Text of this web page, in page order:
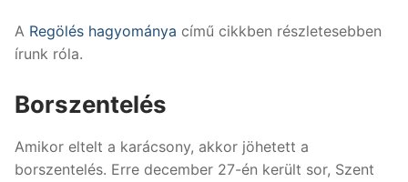
A Regölés hagyománya című cikkben részletesebben
írunk róla.
Borszentelés
Amikor eltelt a karácsony, akkor jöhetett a
borszentelés. Erre december 27-én került sor, Szent